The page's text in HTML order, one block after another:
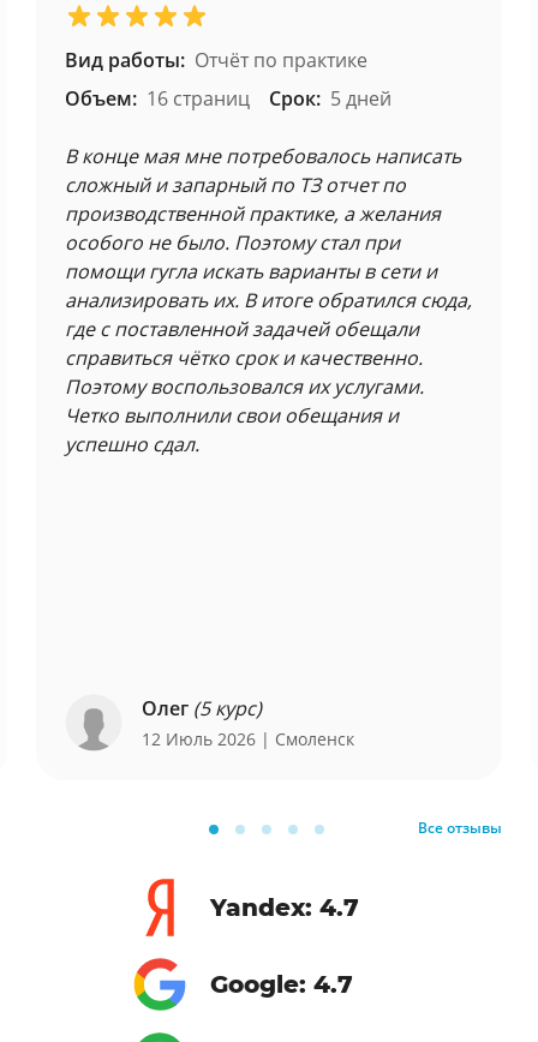
Вид работы: Отчёт по практике
Объем: 16 страниц Срок: 5 дней
В конце мая мне потребовалось написать
сложный и запарный по ТЗ отчет по
производственной практике, а желания
особого не было. Поэтому стал при
помощи гугла искать варианты в сети и
анализировать их. В итоге обратился сюда,
где с поставленной задачей обещали
справиться чётко срок и качественно.
Поэтому воспользовался их услугами.
Четко выполнили свои обещания и
успешно сдал.
Олег (5 курс)
12 Июль 2026 | Смоленск
Все отзывы
Yandex: 4.7
Google: 4.7